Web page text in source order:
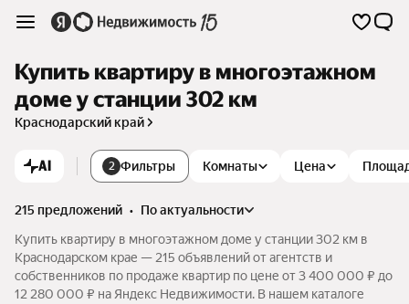
Купить квартиру в многоэтажном
доме у станции 302 км
Краснодарский край
AI 2 Фильтры Комнаты Цена
215 предложений •
по актуальности
Купить квартиру в многоэтажном доме у станции 302 км в
Краснодарском крае — 215 объявлений от агентств и
собственников по продаже квартир по цене от 3 400 000 ₽ до
12 280 000 ₽ на Яндекс Недвижимости. В нашем каталоге